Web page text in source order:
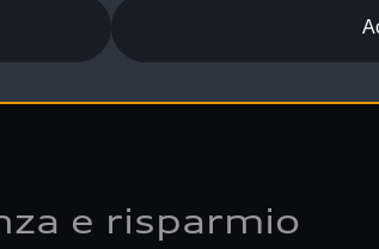
l’usato garantito tramite Audi
fino a 4 anni per una maggiore
e risparmio